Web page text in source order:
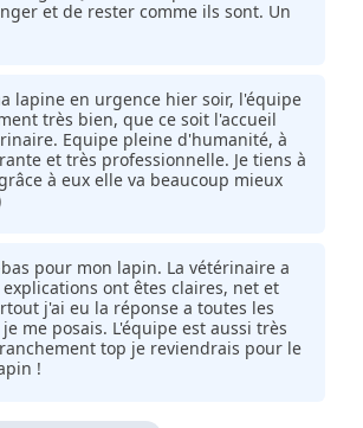
et de rester comme ils sont. Un
lapine en urgence hier soir, l'équipe
très bien, que ce soit l'accueil
Equipe pleine d'humanité, à
et très professionnelle. Je tiens à
à eux elle va beaucoup mieux
pour mon lapin. La vétérinaire a
ont êtes claires, net et
j'ai eu la réponse a toutes les
me posais. L'équipe est aussi très
top je reviendrais pour le
!